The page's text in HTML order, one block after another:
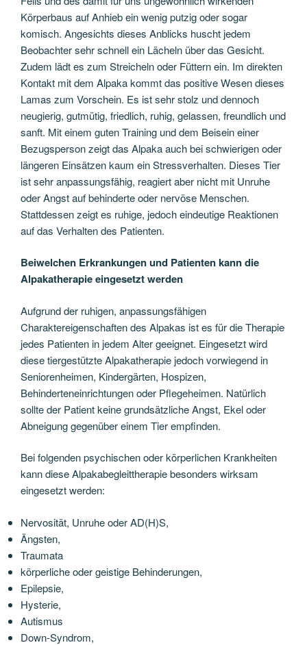
Körperbaus auf Anhieb ein wenig putzig oder sogar
komisch. Angesichts dieses Anblicks huscht jedem
Beobachter sehr schnell ein Lächeln über das Gesicht.
Zudem lädt es zum Streicheln oder Füttern ein. Im direkten
Kontakt mit dem Alpaka kommt das positive Wesen dieses
Lamas zum Vorschein. Es ist sehr stolz und dennoch
neugierig, gutmütig, friedlich, ruhig, gelassen, freundlich und
sanft. Mit einem guten Training und dem Beisein einer
Bezugsperson zeigt das Alpaka auch bei schwierigen oder
längeren Einsätzen kaum ein Stressverhalten. Dieses Tier
ist sehr anpassungsfähig, reagiert aber nicht mit Unruhe
oder Angst auf behinderte oder nervöse Menschen.
Stattdessen zeigt es ruhige, jedoch eindeutige Reaktionen
auf das Verhalten des Patienten.
Beiwelchen Erkrankungen und Patienten kann die
Alpakatherapie eingesetzt werden
Aufgrund der ruhigen, anpassungsfähigen
Charaktereigenschaften des Alpakas ist es für die Therapie
jedes Patienten in jedem Alter geeignet. Eingesetzt wird
diese tiergestützte Alpakatherapie jedoch vorwiegend in
Seniorenheimen, Kindergärten, Hospizen,
Behinderteneinrichtungen oder Pflegeheimen. Natürlich
sollte der Patient keine grundsätzliche Angst, Ekel oder
Abneigung gegenüber einem Tier empfinden.
Bei folgenden psychischen oder körperlichen Krankheiten
kann diese Alpakabegleittherapie besonders wirksam
eingesetzt werden:
Nervosität, Unruhe oder AD(H)S,
Ängsten,
Traumata
körperliche oder geistige Behinderungen,
Epilepsie,
Hysterie,
Autismus
Down-Syndrom,